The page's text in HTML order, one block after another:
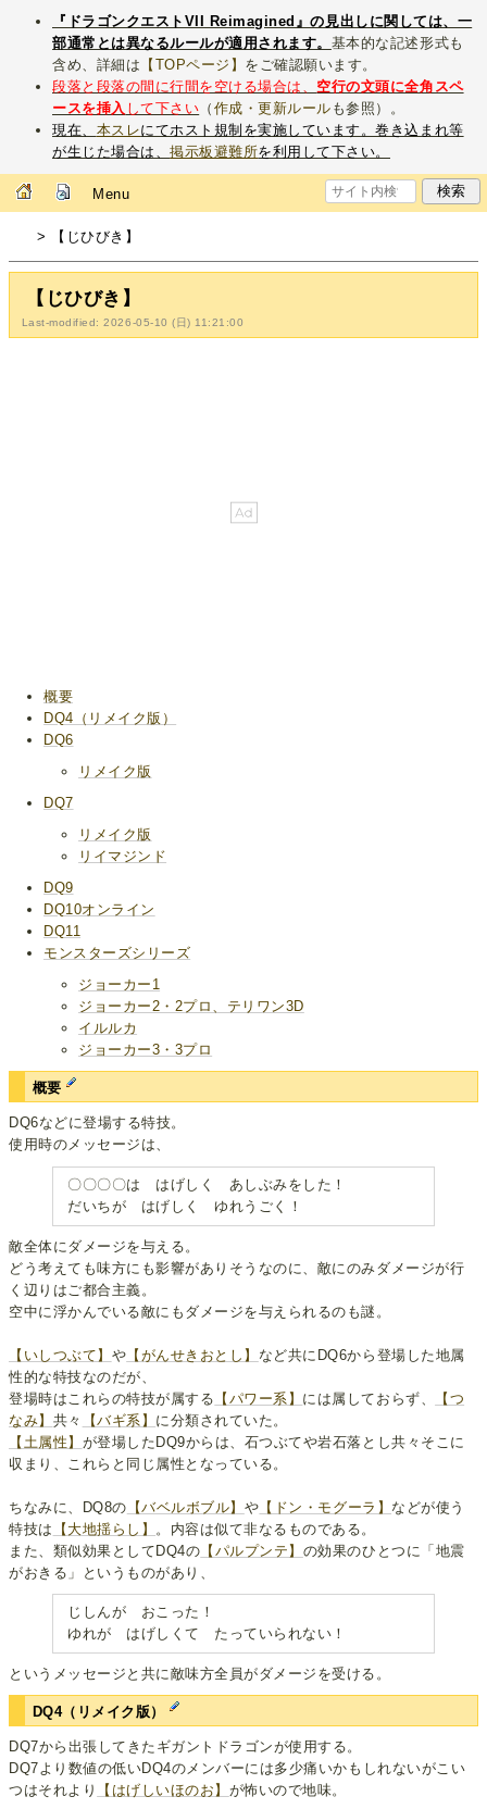
『ドラゴンクエストVII Reimagined』の見出しに関しては、一
部通常とは異なるルールが適用されます。 基本的な記述形式も
含め、詳細は 【TOPページ】 をご確認願います。
段落と段落の間に行間を空ける場合は、 空行の文頭に全角スペ
ースを挿入 して下さい （ 作成・更新ルール も参照）。
現在、 本スレにてホスト規制を実施しています。巻き込まれ等
が生じた場合は、掲示板避難所を利用して下さい。
Menu
> 【じひびき】
【じひびき】
Last-modified: 2026-05-10 (日) 11:21:00
概要
DQ4（リメイク版）
DQ6
リメイク版
DQ7
リメイク版
リイマジンド
DQ9
DQ10オンライン
DQ11
モンスターズシリーズ
ジョーカー1
ジョーカー2・2プロ、テリワン3D
イルルカ
ジョーカー3・3プロ
概要
DQ6などに登場する特技。
使用時のメッセージは、
〇〇〇〇は はげしく あしぶみをした！
だいちが はげしく ゆれうごく！
敵全体にダメージを与える。
どう考えても味方にも影響がありそうなのに、敵にのみダメージが行
く辺りはご都合主義。
空中に浮かんでいる敵にもダメージを与えられるのも謎。
【いしつぶて】 や 【がんせきおとし】 など共にDQ6から登場した地属
性的な特技なのだが、
登場時はこれらの特技が属する 【パワー系】 には属しておらず、
【つ
なみ】 共々 【バギ系】 に分類されていた。
【土属性】 が登場したDQ9からは、石つぶてや岩石落とし共々そこに
収まり、これらと同じ属性となっている。
ちなみに、DQ8の 【バベルボブル】 や 【ドン・モグーラ】 などが使う
特技は
【大地揺らし】
。内容は似て非なるものである。
また、類似効果としてDQ4の 【パルプンテ】 の効果のひとつに「地震
がおきる」というものがあり、
じしんが おこった！
ゆれが はげしくて たっていられない！
というメッセージと共に敵味方全員がダメージを受ける。
DQ4（リメイク版）
DQ7から出張してきたギガントドラゴンが使用する。
DQ7より数値の低いDQ4のメンバーには多少痛いかもしれないがこい
つはそれより
【はげしいほのお】 が怖いので地味。